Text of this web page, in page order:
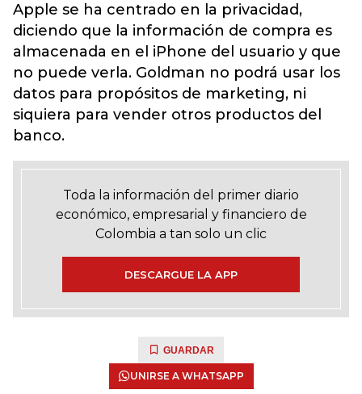
Apple se ha centrado en la privacidad,
diciendo que la información de compra es
almacenada en el iPhone del usuario y que
no puede verla. Goldman no podrá usar los
datos para propósitos de marketing, ni
siquiera para vender otros productos del
banco.
Toda la información del primer diario
económico, empresarial y financiero de
Colombia a tan solo un clic
DESCARGUE LA APP
GUARDAR
UNIRSE A WHATSAPP